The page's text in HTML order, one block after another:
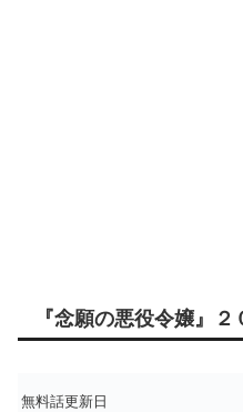
『念願の悪役令嬢』２
無料話更新日